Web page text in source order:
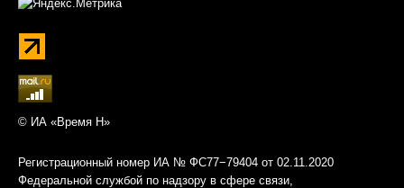
© ИА «Время Н»
Регистрационный номер ИА № ФС77−79404 от 02.11.2020
Федеральной службой по надзору в сфере связи,